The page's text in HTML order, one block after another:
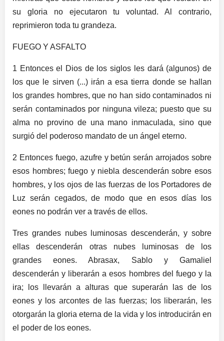
su gloria no ejecutaron tu voluntad. Al contrario,
reprimieron toda tu grandeza.
FUEGO Y ASFALTO
1 Entonces el Dios de los siglos les dará (algunos) de
los que le sirven (...) irán a esa tierra donde se hallan
los grandes hombres, que no han sido contaminados ni
serán contaminados por ninguna vileza; puesto que su
alma no provino de una mano inmaculada, sino que
surgió del poderoso mandato de un ángel eterno.
2 Entonces fuego, azufre y betún serán arrojados sobre
esos hombres; fuego y niebla descenderán sobre esos
hombres, y los ojos de las fuerzas de los Portadores de
Luz serán cegados, de modo que en esos días los
eones no podrán ver a través de ellos.
Tres grandes nubes luminosas descenderán, y sobre
ellas descenderán otras nubes luminosas de los
grandes eones. Abrasax, Sablo y Gamaliel
descenderán y liberarán a esos hombres del fuego y la
ira; los llevarán a alturas que superarán las de los
eones y los arcontes de las fuerzas; los liberarán, les
otorgarán la gloria eterna de la vida y los introducirán en
el poder de los eones.